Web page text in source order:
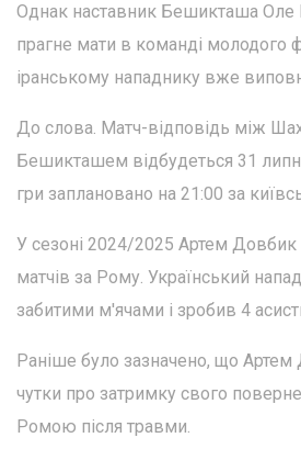
Однак наставник Бешикташа Оле
прагне мати в команді молодого
іранському нападнику вже
До слова. Матч-відповідь між
Бешикташем відбудеться 31
гри заплановано на 21:00 за
У сезоні 2024/2025 Артем Довбик
матчів за Рому. Український
забитими м'ячами і зробив 4
Раніше було зазначено, що Артем
чутки про затримку свого
Ромою після травми.